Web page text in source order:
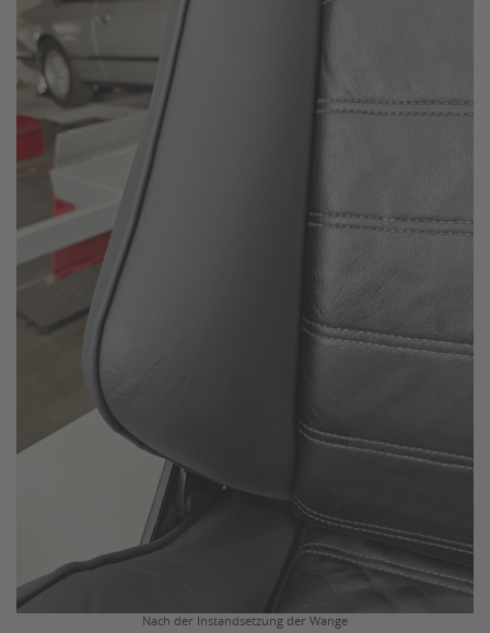
Nach der Instandsetzung der Wange